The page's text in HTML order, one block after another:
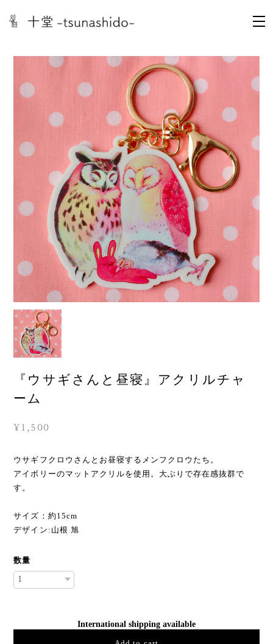
『ウサギさんと昼寝』アクリルチャ
ーム
¥1,500
ウサギフクロウさんとお昼寝するメンフクロウたち。
アイボリーのマットアクリルを使用。大ぶりで存在感抜群で
す。
サイズ：約15cm
デザイン:山根 旭
数量
International shipping available